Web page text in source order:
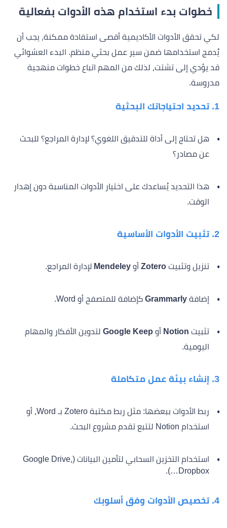
خطوات بدء استخدام هذه الأدوات بفعالية
لكي تحقق الأدوات الأكاديمية أقصى استفادة ممكنة، يجب أن
يُدمج استخدامها ضمن سير عمل بحثي منظم. البدء العشوائي
قد يؤدي إلى تشتت، لذلك من المهم اتباع خطوات منهجية
مدروسة.
1. تحديد احتياجاتك البحثية
هل تحتاج إلى أداة للتدقيق اللغوي؟ لإدارة المراجع؟ للبحث
عن مصادر؟
هذا التحديد يُساعدك على اختيار الأدوات المناسبة دون إهدار
الوقت.
2. تثبيت الأدوات الأساسية
تنزيل وتثبيت Zotero أو Mendeley لإدارة المراجع.
إضافة Grammarly كإضافة للمتصفح أو Word.
تثبيت Notion أو Google Keep لتدوين الأفكار والمهام
اليومية.
3. إنشاء بيئة عمل متكاملة
ربط الأدوات ببعضها: مثل ربط مكتبة Zotero بـ Word، أو
استخدام Notion لتتبع تقدم مشروع البحث.
استخدام التخزين السحابي لتأمين البيانات (Google Drive،
Dropbox…).
4. تخصيص الأدوات وفق أسلوبك